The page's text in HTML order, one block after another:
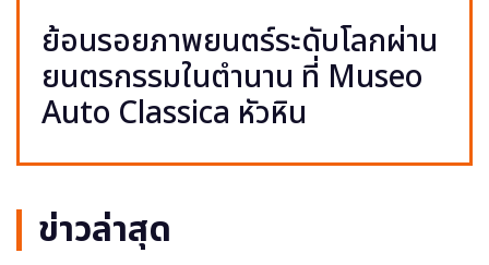
ย้อนรอยภาพยนตร์ระดับโลกผ่าน
ยนตรกรรมในตำนาน ที่ Museo
Auto Classica หัวหิน
ข่าวล่าสุด